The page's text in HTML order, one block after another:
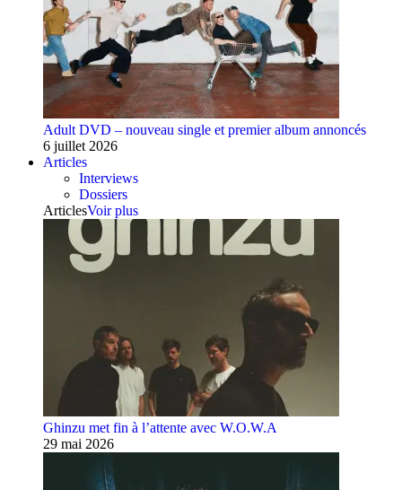
Adult DVD – nouveau single et premier album annoncés
6 juillet 2026
Articles
Interviews
Dossiers
ArticlesVoir plus
Ghinzu met fin à l’attente avec W.O.W.A
29 mai 2026